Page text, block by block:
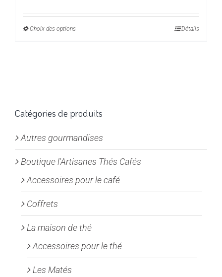
prix :
Choix des optionsCe
options
être
choisies
sur
la
page
produit
Détails
Catégories de produits
Autres gourmandises
Boutique l'Artisanes Thés Cafés
Accessoires pour le café
Coffrets
La maison de thé
Accessoires pour le thé
Les Matés